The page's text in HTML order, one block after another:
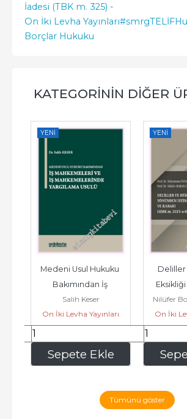
İadesi (TBK m. 325) -
On İki Levha Yayınları#smrgTELİF
Borçlar Hukuku
KATEGORININ DIĞER
YENI
Sepete Ekle
Medeni Usul Hukuku
Bakımından İş
Mahkemeleri ve İş
Mahkemelerinde...
Salih Keser
On İki Levha Yayınları
1.125,00
YENI
Deliller
İstinaf
Karar
Nilüfer
On İki
Tümünü göster